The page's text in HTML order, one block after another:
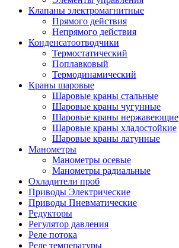
Клапаны электромагнитные
Прямого действия
Непрямого действия
Конденсатоотводчики
Термостатический
Поплавковый
Термодинамический
Краны шаровые
Шаровые краны стальные
Шаровые краны чугунные
Шаровые краны нержавеющие
Шаровые краны хладостойкие
Шаровые краны латунные
Манометры
Манометры осевые
Манометры радиальные
Охладители проб
Приводы Электрические
Приводы Пневматические
Редукторы
Регулятор давления
Реле потока
Реле температуры